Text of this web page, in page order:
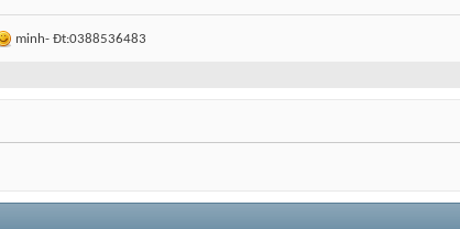
minh- Đt:0388536483